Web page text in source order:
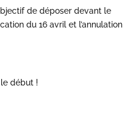
de déposer devant le
du 16 avril et l’annulation
le début !